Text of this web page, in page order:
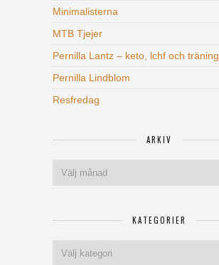
Minimalisterna
MTB Tjejer
Pernilla Lantz – keto, lchf och träning
Pernilla Lindblom
Resfredag
ARKIV
KATEGORIER